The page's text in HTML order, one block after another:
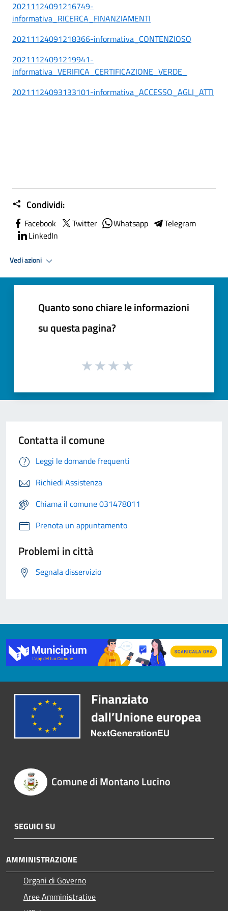
20211124091216749-
informativa_RICERCA_FINANZIAMENTI
20211124091218366-informativa_CONTENZIOSO
20211124091219941-
informativa_VERIFICA_CERTIFICAZIONE_VERDE_
20211124093133101-informativa_ACCESSO_AGLI_ATTI
Condividi:
Facebook Twitter Whatsapp
Telegram
LinkedIn
Vedi azioni
Quanto sono chiare le informazioni
su questa pagina?
Contatta il comune
Leggi le domande frequenti
Richiedi Assistenza
Chiama il comune 031478011
Prenota un appuntamento
Problemi in città
Segnala disservizio
Comune di Montano Lucino
SEGUICI SU
AMMINISTRAZIONE
Organi di Governo
Aree Amministrative